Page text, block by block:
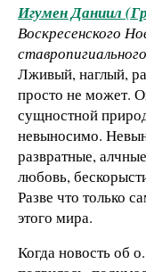
Игумен Даниил
Воскресенского
Лживый, наглый,
просто не может.
сущностной
невыносимо.
развратные,
любовь,
Разве что только
этого мира.
Когда новость об